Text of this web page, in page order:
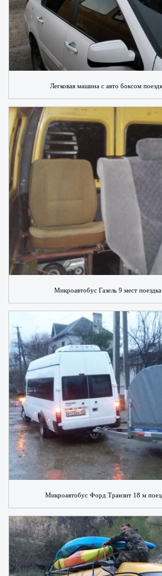
Легковая машина с авто боксом
Микроавтобус Газель 9 мест
Микроавтобус Форд Транзит 18 м